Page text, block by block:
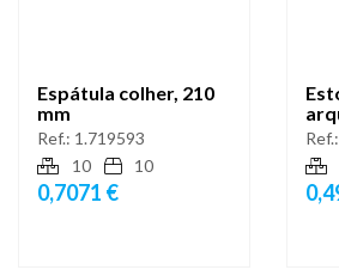
Espátula colher, 210
mm
Ref.: 1.719593
10
10
0,7071 €
Ref.: